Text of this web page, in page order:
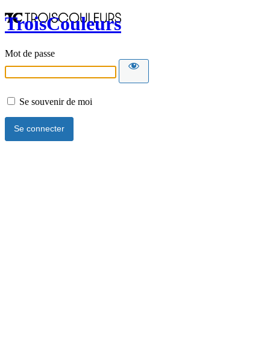
TroisCouleurs
Mot de passe
Se souvenir de moi